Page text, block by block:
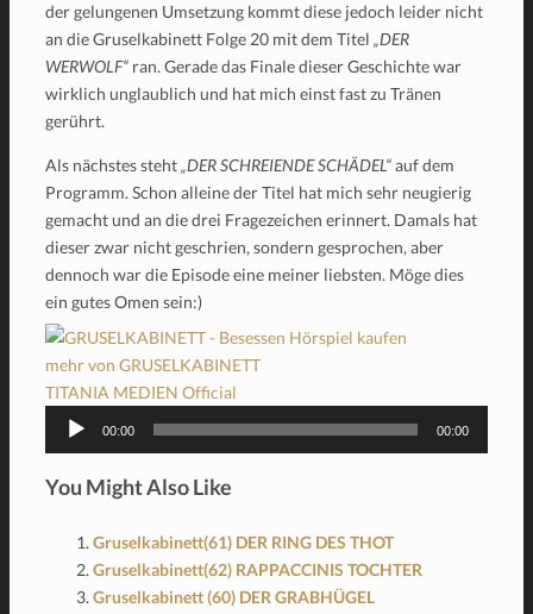
der gelungenen Umsetzung kommt diese jedoch leider nicht
an die Gruselkabinett Folge 20 mit dem Titel „DER
WERWOLF“ ran. Gerade das Finale dieser Geschichte war
wirklich unglaublich und hat mich einst fast zu Tränen
gerührt.
Als nächstes steht„DER SCHREIENDE SCHÄDEL“auf dem
Programm. Schon alleine der Titel hat mich sehr neugierig
gemacht und an die drei Fragezeichen erinnert. Damals hat
dieser zwar nicht geschrien, sondern gesprochen, aber
dennoch war die Episode eine meiner liebsten. Möge dies
ein gutes Omen sein:)
mehr von GRUSELKABINETT
TITANIA MEDIEN Official
Audio-
00:00 00:00
You Might Also Like
Gruselkabinett(61) DER RING DES THOT
Gruselkabinett(62) RAPPACCINIS TOCHTER
Gruselkabinett (60) DER GRABHÜGEL